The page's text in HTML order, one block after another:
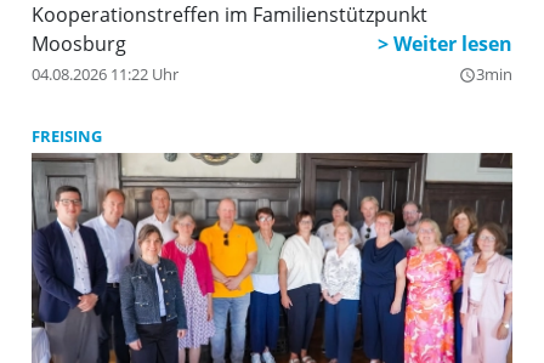
Kooperationstreffen im Familienstützpunkt
Moosburg
04.08.2026 11:22 Uhr query_builder3min
FREISING